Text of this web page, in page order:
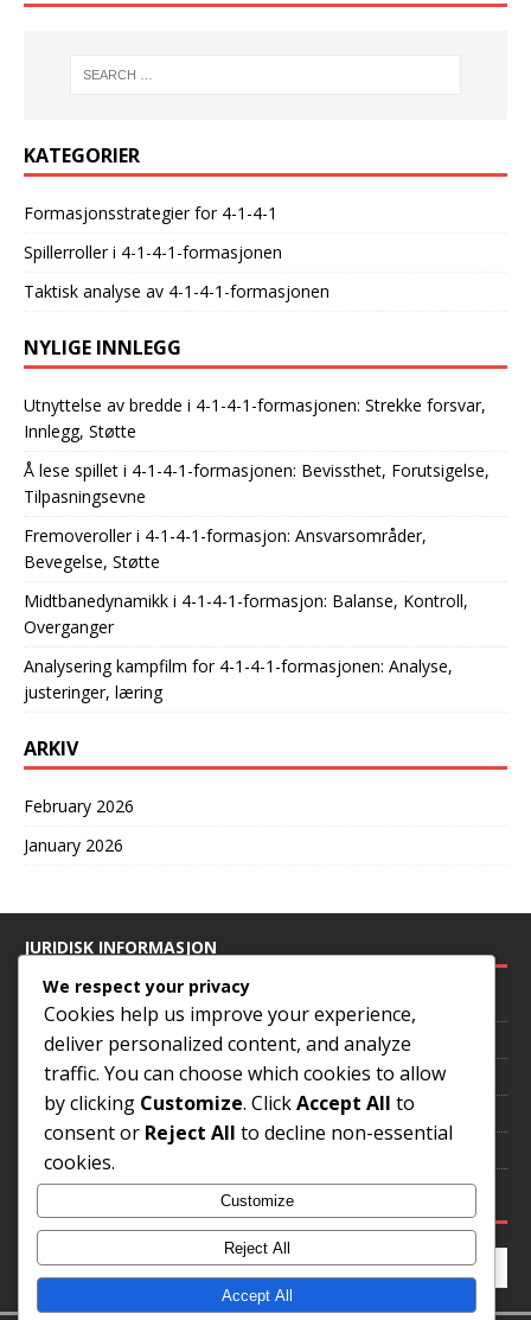
KATEGORIER
Formasjonsstrategier for 4-1-4-1
Spillerroller i 4-1-4-1-formasjonen
Taktisk analyse av 4-1-4-1-formasjonen
NYLIGE INNLEGG
Utnyttelse av bredde i 4-1-4-1-formasjonen: Strekke forsvar,
Innlegg, Støtte
Å lese spillet i 4-1-4-1-formasjonen: Bevissthet, Forutsigelse,
Tilpasningsevne
Fremoveroller i 4-1-4-1-formasjon: Ansvarsområder,
Bevegelse, Støtte
Midtbanedynamikk i 4-1-4-1-formasjon: Balanse, Kontroll,
Overganger
Analysering kampfilm for 4-1-4-1-formasjonen: Analyse,
justeringer, læring
ARKIV
February 2026
January 2026
JURIDISK INFORMASJON
Kontakt oss
Personvernerklæring
Vilkår og betingelser
Innstillinger for informasjonskapsler
Vår historie
We respect your privacy
Cookies help us improve your experience,
deliver personalized content, and analyze
traffic. You can choose which cookies to allow
by clicking Customize. ClickAccept All to
consent or Reject All to decline non-essential
cookies.
Customize
Reject All
Accept All